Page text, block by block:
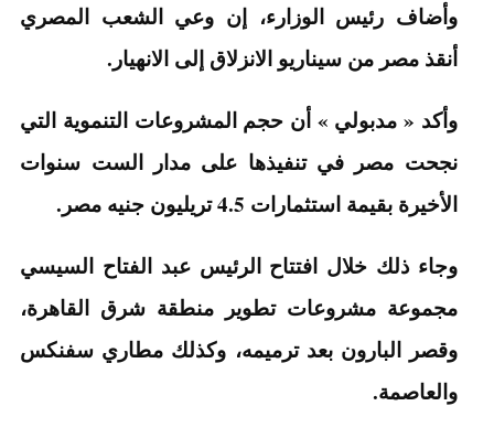
وأضاف رئيس الوزارء، إن وعي الشعب المصري
أنقذ مصر من سيناريو الانزلاق إلى الانهيار.
وأكد « مدبولي » أن حجم المشروعات التنموية التي
نجحت مصر في تنفيذها على مدار الست سنوات
الأخيرة بقيمة استثمارات 4.5 تريليون جنيه مصر.
وجاء ذلك خلال افتتاح الرئيس عبد الفتاح السيسي
مجموعة مشروعات تطوير منطقة شرق القاهرة،
وقصر البارون بعد ترميمه، وكذلك مطاري سفنكس
والعاصمة.